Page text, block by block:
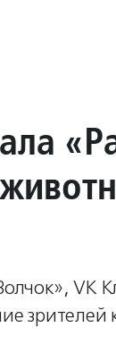
VK
зрителей